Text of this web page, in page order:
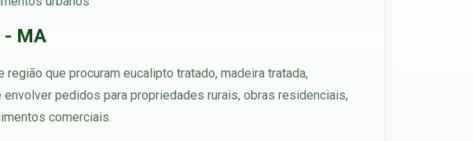
- MA
que procuram eucalipto tratado, madeira tratada,
pedidos para propriedades rurais, obras residenciais,
comerciais.